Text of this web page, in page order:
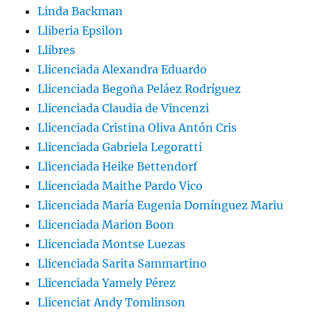
Linda Backman
Lliberia Epsilon
Llibres
Llicenciada Alexandra Eduardo
Llicenciada Begoña Peláez Rodríguez
Llicenciada Claudia de Vincenzi
Llicenciada Cristina Oliva Antón Cris
Llicenciada Gabriela Legoratti
Llicenciada Heike Bettendorf
Llicenciada Maithe Pardo Vico
Llicenciada María Eugenia Domínguez Mariu
Llicenciada Marion Boon
Llicenciada Montse Luezas
Llicenciada Sarita Sammartino
Llicenciada Yamely Pérez
Llicenciat Andy Tomlinson